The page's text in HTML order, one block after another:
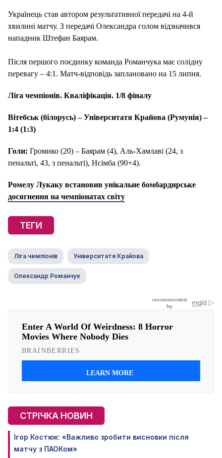
Українець став автором результативної передачі на 4-й
хвилині матчу. З передачі Олександра голом відзначився
нападник Штефан Баярам.
Після першого поєдинку команда Романчука має солідну
перевагу – 4:1. Матч-відповідь заплановано на 15 липня.
Ліга чемпіонів. Кваліфікація. 1/8 фіналу
Вітебськ (білорусь) – Університатя Крайова (Румунія) –
1:4 (1:3)
Голи: Громико (20) – Баярам (4), Аль-Хамлаві (24, з
пенальті, 43, з пенальті), Нсімба (90+4).
Ромелу Лукаку встановив унікальне бомбардирське
досягнення на чемпіонатах світу
ТЕГИ
Ліга чемпіонів Університатя Крайова
Олександр Романчук
СТРІЧКА НОВИН
Ігор Костюк: «Важливо зробити висновки після
матчу з ПАОКом»